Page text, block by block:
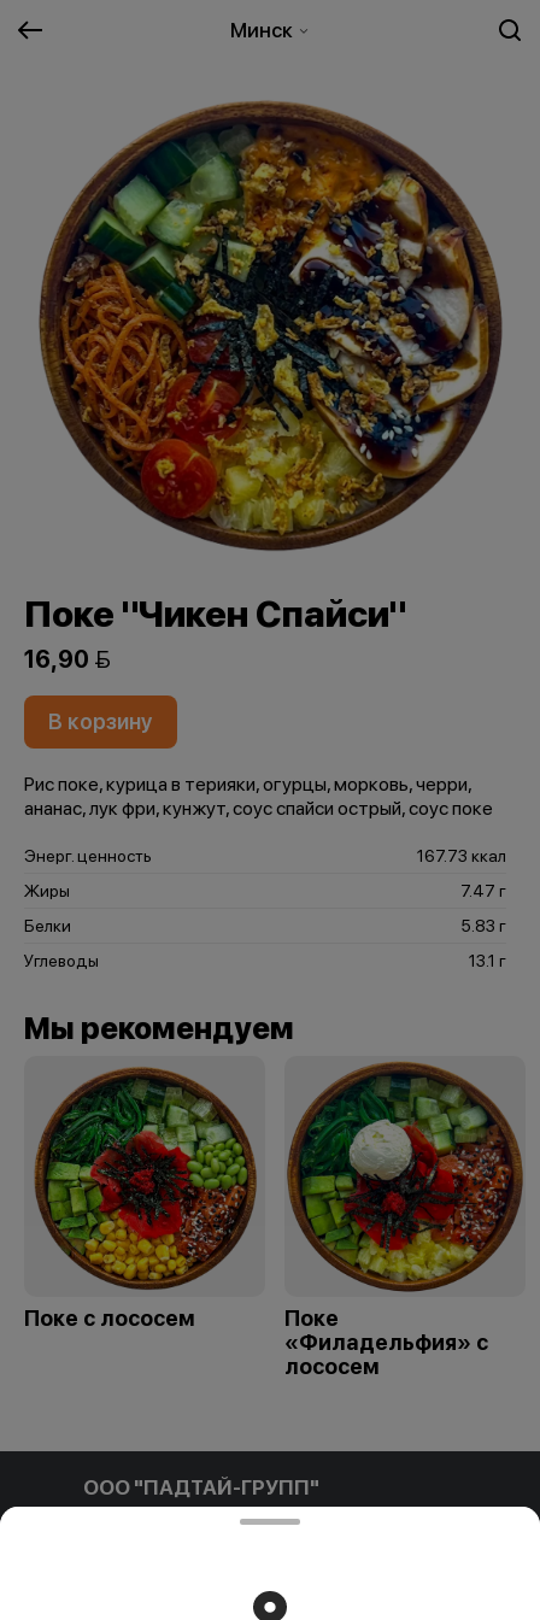
Минск
Поке "Чикен Спайси"
16,90 
В корзину
Рис поке, курица в терияки, огурцы, морковь, черри,
ананас, лук фри, кунжут, соус спайси острый, соус поке
Энерг. ценность
167.73 ккал
Жиры
7.47 г
Белки
5.83 г
Углеводы
13.1 г
Мы рекомендуем
Поке с лососем
Поке
«Филадельфия» с
лососем
ООО "ПАДТАЙ-ГРУПП"
ООО "ПАДТАЙ-ГРУПП" УНП 192838954, РБ, Минская
Торговом реестре Республики Беларусь 18.01.2021г.